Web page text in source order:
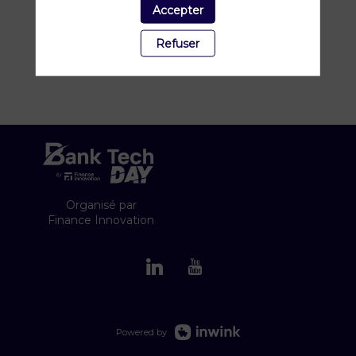
environnements complexes.
Organisé par
Finance Innovation
Powered by
Accepter
Refuser